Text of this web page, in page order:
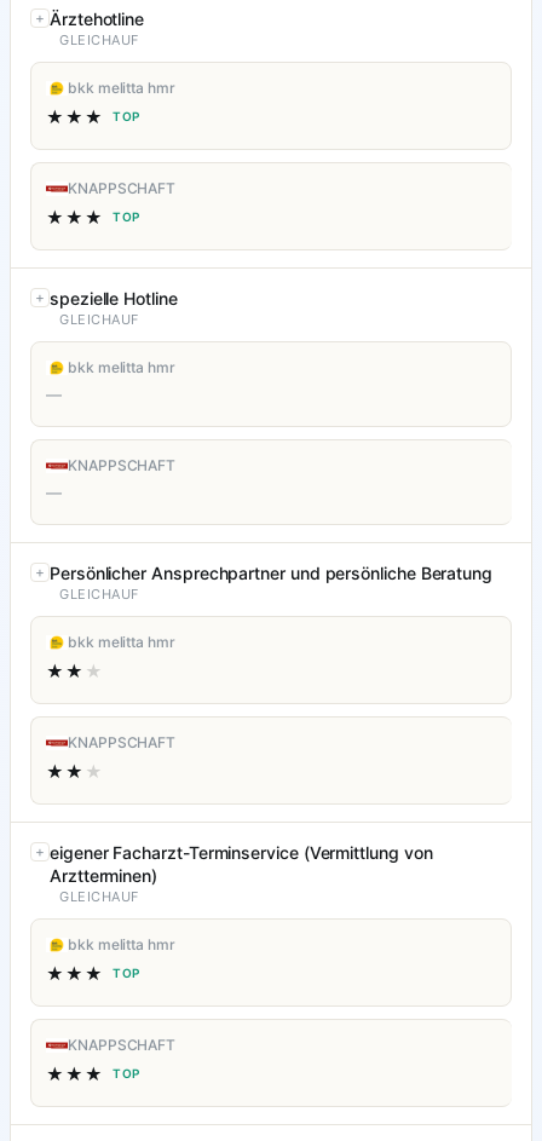
Ärztehotline
GLEICHAUF
bkk melitta hmr
★★★ TOP
KNAPPSCHAFT
★★★ TOP
spezielle Hotline
GLEICHAUF
bkk melitta hmr
—
KNAPPSCHAFT
—
Persönlicher Ansprechpartner und persönliche Beratung
GLEICHAUF
bkk melitta hmr
★★ ★
KNAPPSCHAFT
★★ ★
eigener Facharzt-Terminservice (Vermittlung von
Arztterminen)
GLEICHAUF
bkk melitta hmr
★★★ TOP
KNAPPSCHAFT
★★★ TOP